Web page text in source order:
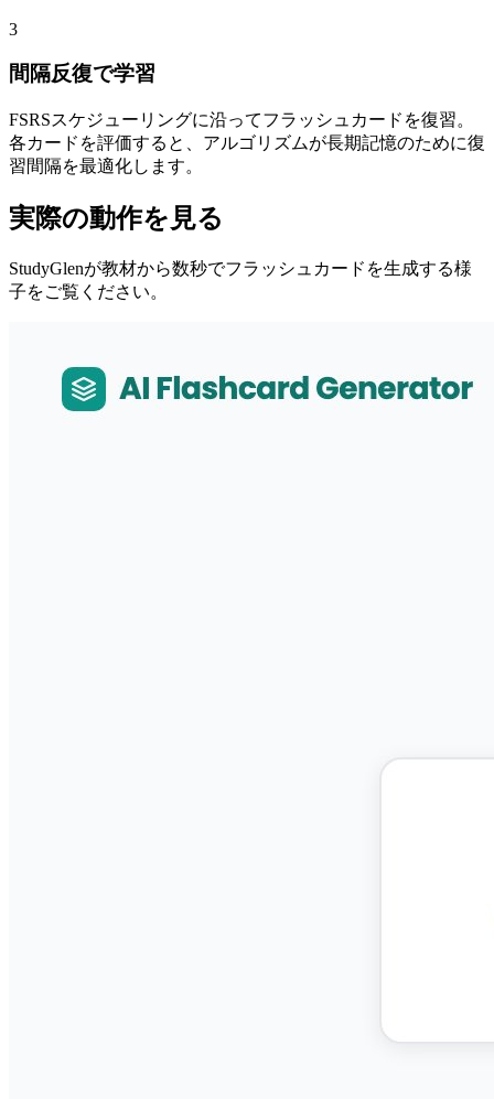
3
間隔反復で学習
FSRSスケジューリングに沿ってフラッシュカードを復習。
各カードを評価すると、アルゴリズムが長期記憶のために復
習間隔を最適化します。
実際の動作を見る
StudyGlenが教材から数秒でフラッシュカードを生成する様
子をご覧ください。